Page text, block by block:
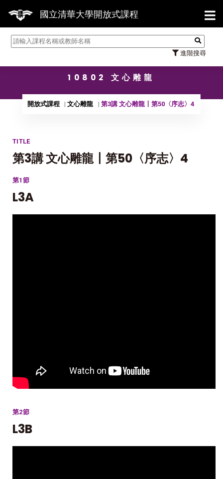
國立清華大學開放式課程
進階搜尋
【7/
10802 文心雕龍
開放式課程 文心雕龍 第3講 文心雕龍〡第50〈序志〉4
TITLE
第3講 文心雕龍〡第50〈序志〉4
第1節
L3A
第2節
L3B